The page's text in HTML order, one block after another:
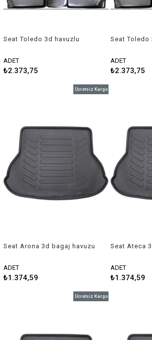
Seat Toledo 3d havuzlu
ADET
₺2.373,75
Seat Toledo
ADET
₺2.373,75
Seat Arona 3d bagaj havuzu
ADET
₺1.374,59
Ücretsiz Kargo
Seat Ateca
ADET
₺1.374,59
Ücretsiz Kargo